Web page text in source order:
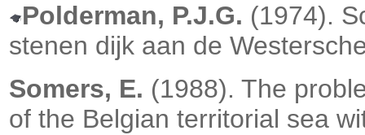
Polderman, P.J.G. (1974).
stenen dijk aan de
Somers, E. (1988). The
of the Belgian territorial sea